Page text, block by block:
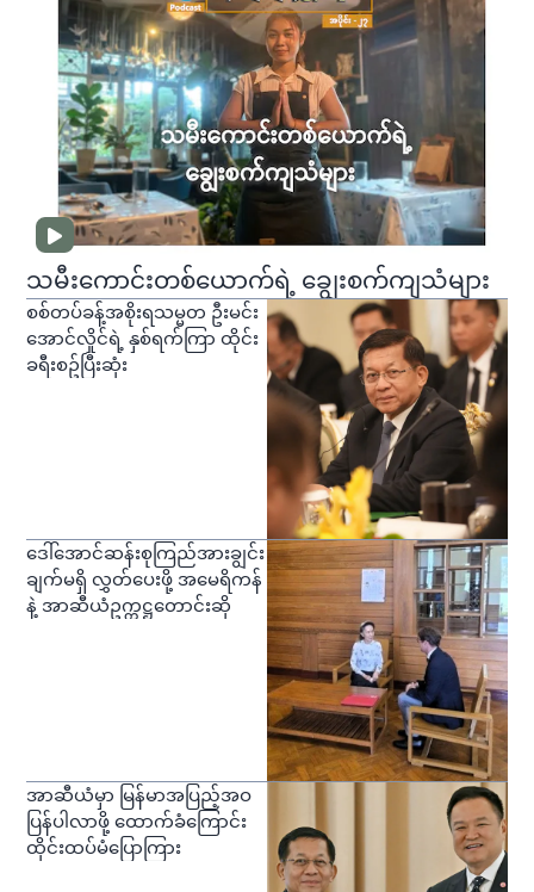
သမီးကောင်းတစ်ယောက်ရဲ့ ချွေးစက်ကျသံများ
စစ်တပ်ခန့်အစိုးရသမ္မတ ဦးမင်း
အောင်လှိုင်ရဲ့ နှစ်ရက်ကြာ ထိုင်း
ခရီးစဥ်ပြီးဆုံး
ဒေါ်အောင်ဆန်းစုကြည်အားချွင်း
ချက်မရှိ လွှတ်ပေးဖို့ အမေရိကန်
နဲ့ အာဆီယံဥက္ကဋ္ဌတောင်းဆို
အာဆီယံမှာ မြန်မာအပြည့်အဝ
ပြန်ပါလာဖို့ ထောက်ခံကြောင်း
ထိုင်းထပ်မံပြောကြား